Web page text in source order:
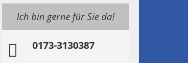
Ich bin gerne für Sie da!
0173-3130387